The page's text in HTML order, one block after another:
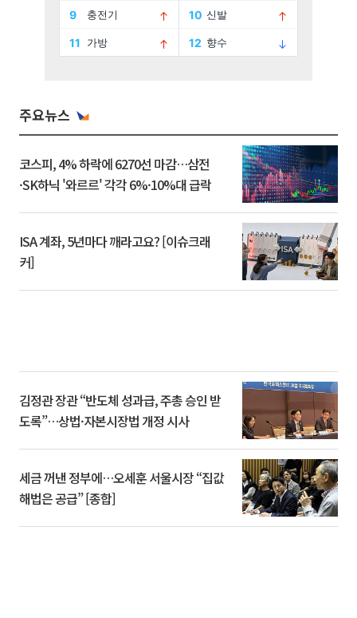
주요뉴스
코스피, 4% 하락에 6270선 마감…삼전
·SK하닉 '와르르' 각각 6%·10%대 급락
ISA 계좌, 5년마다 깨라고요? [이슈크래
커]
김정관 장관 “반도체 성과급, 주총 승인 받
도록”…상법·자본시장법 개정 시사
세금 꺼낸 정부에…오세훈 서울시장 “집값
해법은 공급” [종합]